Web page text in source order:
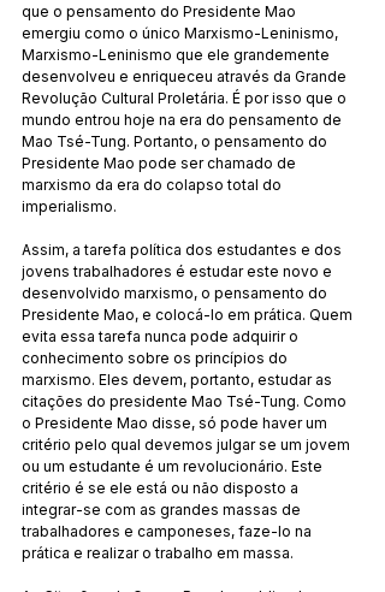
que o pensamento do Presidente Mao
emergiu como o único Marxismo-Leninismo,
Marxismo-Leninismo que ele grandemente
desenvolveu e enriqueceu através da Grande
Revolução Cultural Proletária. É por isso que o
mundo entrou hoje na era do pensamento de
Mao Tsé-Tung. Portanto, o pensamento do
Presidente Mao pode ser chamado de
marxismo da era do colapso total do
imperialismo.
Assim, a tarefa política dos estudantes e dos
jovens trabalhadores é estudar este novo e
desenvolvido marxismo, o pensamento do
Presidente Mao, e colocá-lo em prática. Quem
evita essa tarefa nunca pode adquirir o
conhecimento sobre os princípios do
marxismo. Eles devem, portanto, estudar as
citações do presidente Mao Tsé-Tung. Como
o Presidente Mao disse, só pode haver um
critério pelo qual devemos julgar se um jovem
ou um estudante é um revolucionário. Este
critério é se ele está ou não disposto a
integrar-se com as grandes massas de
trabalhadores e camponeses, faze-lo na
prática e realizar o trabalho em massa.